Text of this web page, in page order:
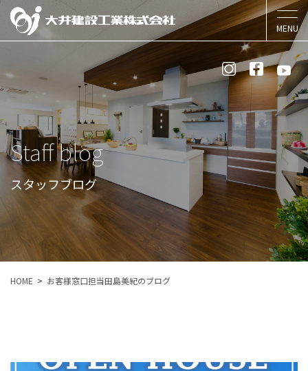
Staff blog
スタッフブログ
HOME お客様窓口担当田島美紀のブログ